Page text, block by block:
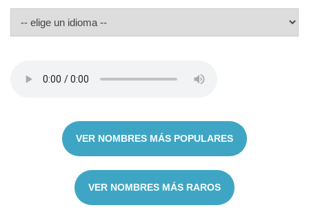
VER NOMBRES MÁS POPULARES
VER NOMBRES MÁS RAROS